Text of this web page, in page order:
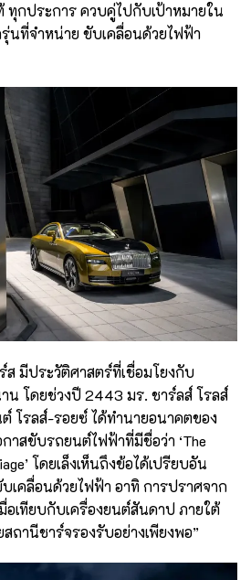
ทุกประการ ควบคู่ไปกับเป้าหมายใน
นที่จำหน่าย ขับเคลื่อนด้วยไฟฟ้า
ส มีประวัติศาสตร์ที่เชื่อมโยงกับ
น โดยช่วงปี 2443 มร. ชาร์ลส์ โรลส์
โรลส์-รอยซ์ ได้ทำนายอนาคตของ
าสขับรถยนต์ไฟฟ้าที่มีชื่อว่า ‘The
โดยเล็งเห็นถึงข้อได้เปรียบอัน
เคลื่อนด้วยไฟฟ้า อาทิ การปราศจาก
อเทียบกับเครื่องยนต์สันดาป ภายใต้
สถานีชาร์จรองรับอย่างเพียงพอ”